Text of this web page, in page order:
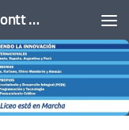
Portal Liceo Bicentenario Manuel Montt de San Javier